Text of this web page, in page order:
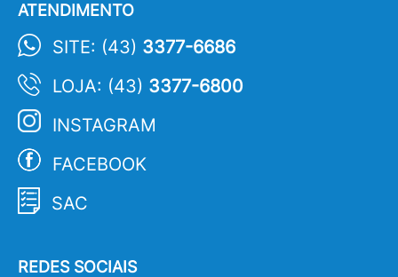
ATENDIMENTO
SITE: (43) 3377-6686
LOJA: (43) 3377-6800
INSTAGRAM
FACEBOOK
SAC
REDES SOCIAIS